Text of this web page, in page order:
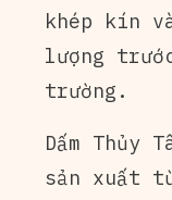
khép kín
lượng
trường.
Dấm Thủy
sản xuất